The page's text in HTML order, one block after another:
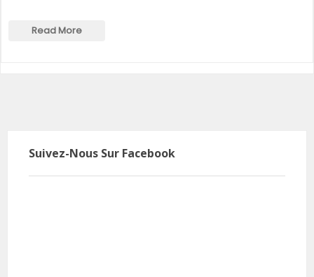
Read More
Suivez-Nous Sur Facebook